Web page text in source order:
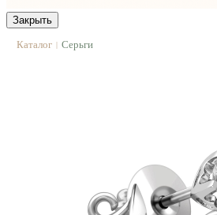
Закрыть
Каталог | Серьги